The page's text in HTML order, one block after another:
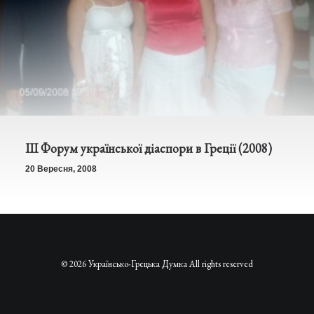
ІІІ Форум української діаспори в Греції (2008)
20 Вересня, 2008
© 2026 Українсько-Грецька Думка All rights reserved